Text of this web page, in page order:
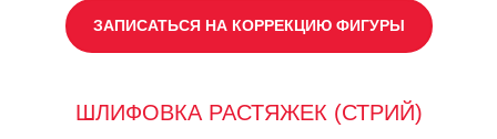
ЗАПИСАТЬСЯ НА КОРРЕКЦИЮ ФИГУРЫ
ШЛИФОВКА РАСТЯЖЕК (СТРИЙ)